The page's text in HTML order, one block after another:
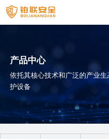
产品中心
依托其核心技术和广泛的产业
护设备